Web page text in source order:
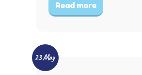
Read more
23 May